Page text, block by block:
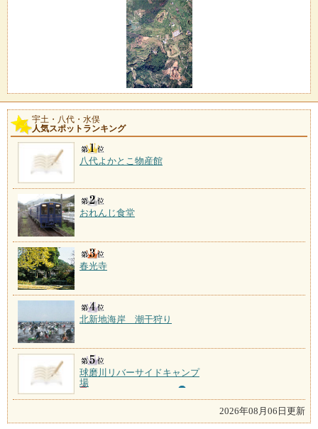
宇土・八代・水俣
人気スポットランキング
八代よかとこ物産館
おれんじ食堂
春光寺
北新地海岸 潮干狩り
球磨川リバーサイドキャンプ
場
2026年08月06日更新